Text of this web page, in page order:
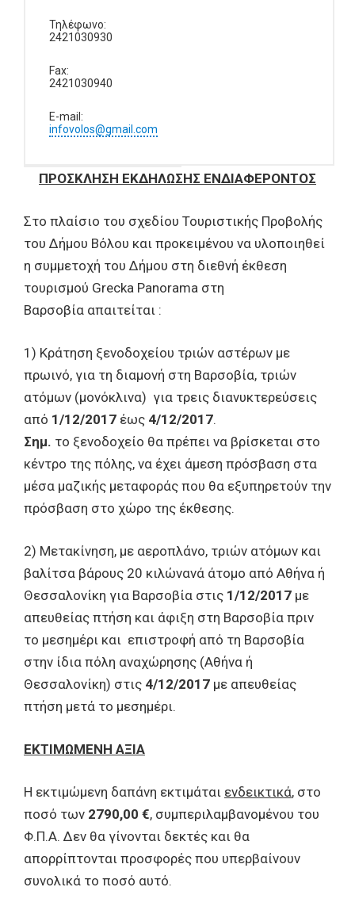
Τηλέφωνο:
2421030930
Fax:
2421030940
E-mail:
infovolos@gmail.com
ΠΡΟΣΚΛΗΣΗ ΕΚΔΗΛΩΣΗΣ ΕΝΔΙΑΦΕΡΟΝΤΟΣ
Στο πλαίσιο του σχεδίου Τουριστικής Προβολής
του Δήμου Βόλου και προκειμένου να υλοποιηθεί
η συμμετοχή του Δήμου στη διεθνή έκθεση
τουρισμού Grecka Panorama στη
Βαρσοβία απαιτείται :
1) Κράτηση ξενοδοχείου τριών αστέρων με
πρωινό, για τη διαμονή στη Βαρσοβία, τριών
ατόμων (μονόκλινα) για τρεις διανυκτερεύσεις
από 1/12/2017 έως 4/12/2017.
Σημ. το ξενοδοχείο θα πρέπει να βρίσκεται στο
κέντρο της πόλης, να έχει άμεση πρόσβαση στα
μέσα μαζικής μεταφοράς που θα εξυπηρετούν την
πρόσβαση στο χώρο της έκθεσης.
2) Μετακίνηση, με αεροπλάνο, τριών ατόμων και
βαλίτσα βάρους 20 κιλώνανά άτομο από Αθήνα ή
Θεσσαλονίκη για Βαρσοβία στις 1/12/2017 με
απευθείας πτήση και άφιξη στη Βαρσοβία πριν
το μεσημέρι και επιστροφή από τη Βαρσοβία
στην ίδια πόλη αναχώρησης (Αθήνα ή
Θεσσαλονίκη) στις 4/12/2017 με απευθείας
πτήση μετά το μεσημέρι.
ΕΚΤΙΜΩΜΕΝΗ ΑΞΙΑ
Η εκτιμώμενη δαπάνη εκτιμάται ενδεικτικά, στο
ποσό των 2790,00 €, συμπεριλαμβανομένου του
Φ.Π.Α. Δεν θα γίνονται δεκτές και θα
απορρίπτονται προσφορές που υπερβαίνουν
συνολικά το ποσό αυτό.